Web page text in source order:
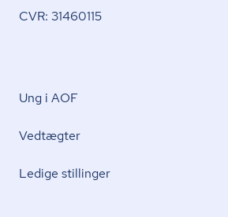
CVR: 31460115
Ung i AOF
Vedtægter
Ledige stillinger